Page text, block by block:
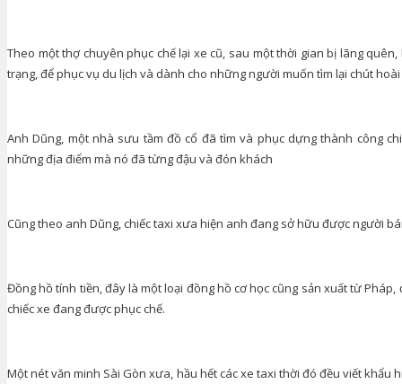
Theo một thợ chuyên phục chế lại xe cũ, sau một thời gian bị lãng
trạng, để phục vụ du lịch và dành cho những người muốn tìm lại chút
Anh Dũng, một nhà sưu tầm đồ cổ đã tìm và phục dựng thành công
những địa điểm mà nó đã từng đậu và đón khách
Cũng theo anh Dũng, chiếc taxi xưa hiện anh đang sở hữu được người
Đồng hồ tính tiền, đây là một loại đồng hồ cơ học cũng sản xuất từ
chiếc xe đang được phục chế.
Một nét văn minh Sài Gòn xưa, hầu hết các xe taxi thời đó đều viết